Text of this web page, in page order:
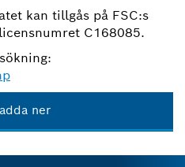
kan tillgås på FSC:s
C168085.
ner